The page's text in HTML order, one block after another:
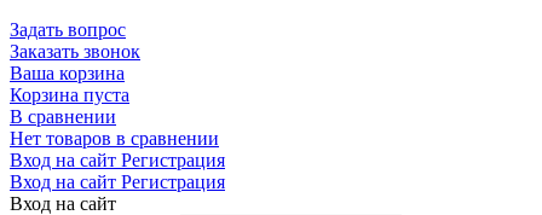
Задать вопрос
Заказать звонок
Ваша корзина
Корзина пуста
В сравнении
Нет товаров в сравнении
Вход на сайт Регистрация
Вход на сайт Регистрация
Вход на сайт